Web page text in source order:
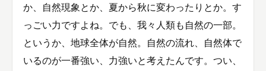
か、自然現象とか、夏から秋に変わったりとか。す
っごい力ですよね。でも、我々人類も自然の一部。
というか、地球全体が自然。自然の流れ、自然体で
いるのが一番強い、力強いと考えたんです。つい、